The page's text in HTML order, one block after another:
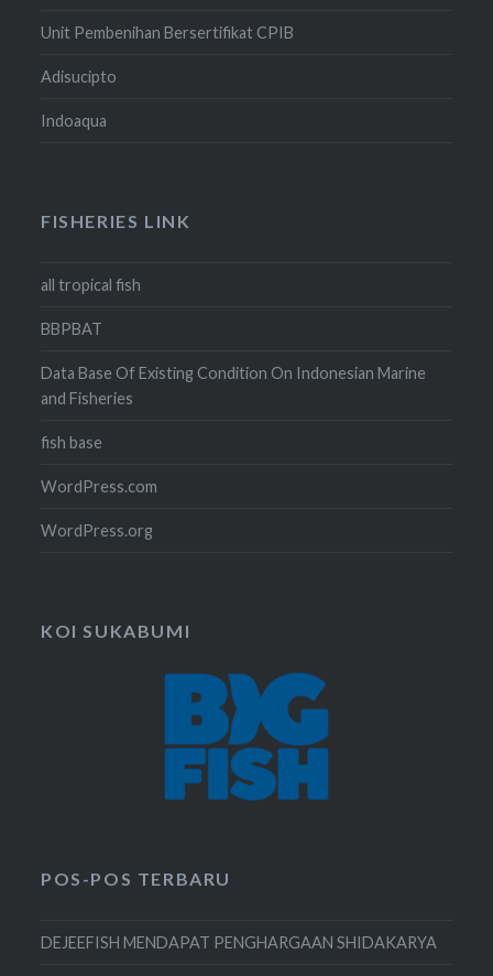
Unit Pembenihan Bersertifikat CPIB
Adisucipto
Indoaqua
FISHERIES LINK
all tropical fish
BBPBAT
Data Base Of Existing Condition On Indonesian Marine
and Fisheries
fish base
WordPress.com
WordPress.org
KOI SUKABUMI
POS-POS TERBARU
DEJEEFISH MENDAPAT PENGHARGAAN SHIDAKARYA